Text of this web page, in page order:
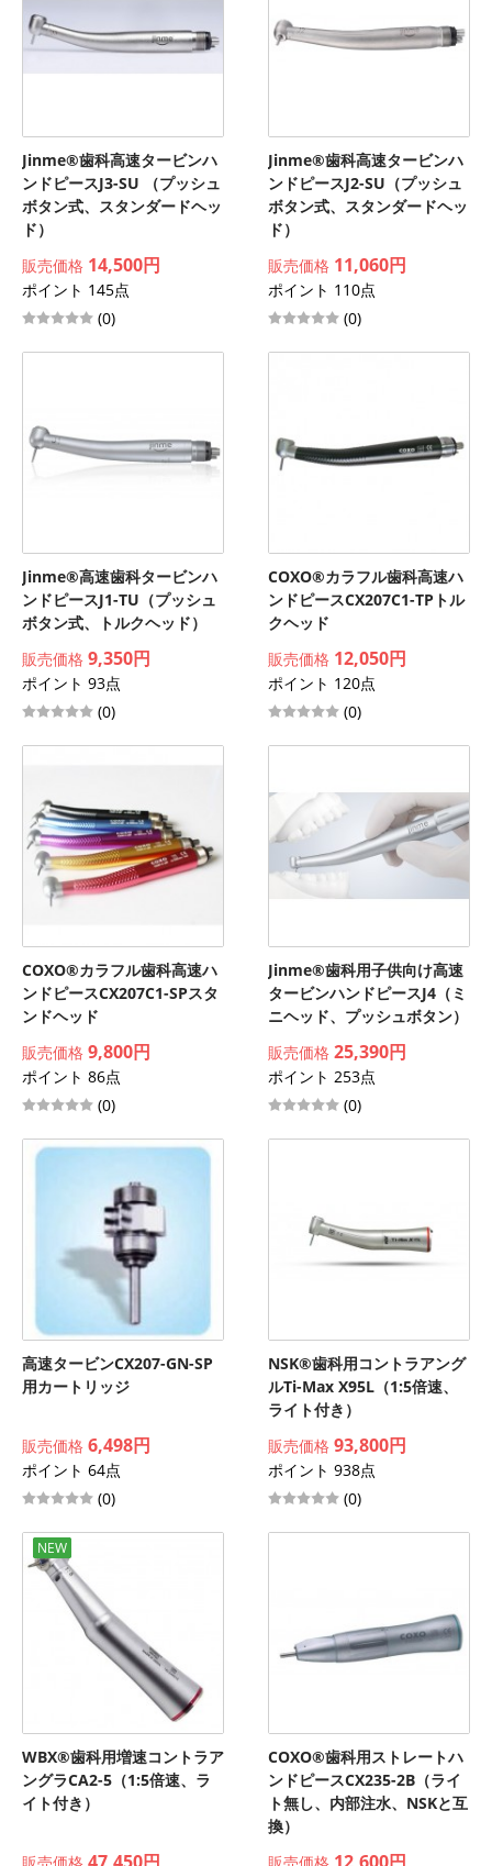
Jinme®歯科高速タービンハ
ンドピースJ3-SU （プッシュ
ボタン式、スタンダードヘッ
ド）
販売価格 14,500円
ポイント 145点
(0)
Jinme®歯科高速タービンハ
ンドピースJ2-SU（プッシュ
ボタン式、スタンダードヘッ
ド）
販売価格 11,060円
ポイント 110点
(0)
Jinme®高速歯科タービンハ
ンドピースJ1-TU（プッシュ
ボタン式、トルクヘッド）
販売価格 9,350円
ポイント 93点
(0)
COXO®カラフル歯科高速ハ
ンドピースCX207C1-TPトル
クヘッド
販売価格 12,050円
ポイント 120点
(0)
COXO®カラフル歯科高速ハ
ンドピースCX207C1-SPスタ
ンドヘッド
販売価格 9,800円
ポイント 86点
(0)
Jinme®歯科用子供向け高速
タービンハンドピースJ4（ミ
ニヘッド、プッシュボタン）
販売価格 25,390円
ポイント 253点
(0)
高速タービンCX207-GN-SP
用カートリッジ
販売価格 6,498円
ポイント 64点
(0)
NSK®歯科用コントラアング
ルTi-Max X95L（1:5倍速、
ライト付き）
販売価格 93,800円
ポイント 938点
(0)
NEW
WBX®歯科用増速コントラア
ングラCA2-5（1:5倍速、ラ
イト付き）
COXO®歯科用ストレートハ
ンドピースCX235-2B（ライ
ト無し、内部注水、NSKと互
換）